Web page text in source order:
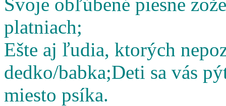
platniach;
Ešte aj ľudia, ktorých
dedko/babka;Deti sa vás
miesto psíka.